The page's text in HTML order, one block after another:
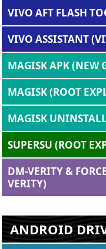
VIVO AFT FLASH
VIVO ASSISTANT
MAGISK APK (NEW
MAGISK (ROOT
MAGISK
SUPERSU (ROOT
DM-VERITY &
VERITY)
ANDROID